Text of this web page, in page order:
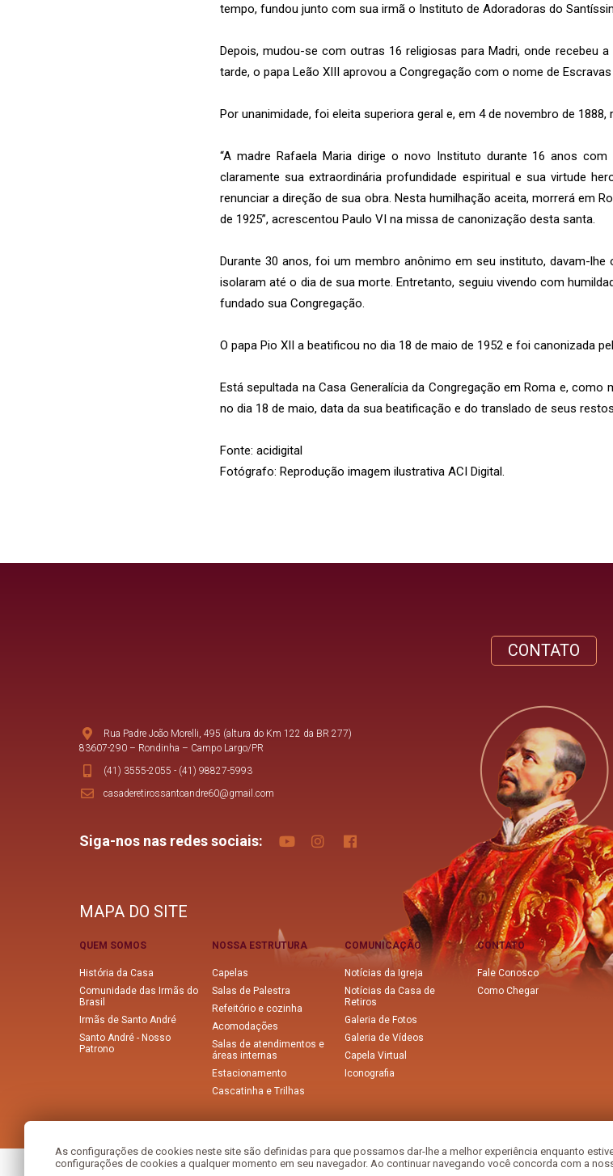
As configurações de cookies neste site são definidas para que possamos dar-lhe a melhor experiência enquanto
configurações de cookies a qualquer momento em seu navegador. Ao continuar navegando você concorda com a
tempo, fundou junto com sua irmã o Instituto de Adoradoras do
Depois, mudou-se com outras 16 religiosas para Madri, onde recebeu
tarde, o papa Leão XIII aprovou a Congregação com o nome de
Por unanimidade, foi eleita superiora geral e, em 4 de novembro de
“A madre Rafaela Maria dirige o novo Instituto durante 16 anos
claramente sua extraordinária profundidade espiritual e sua virtude
renunciar a direção de sua obra. Nesta humilhação aceita, morrerá em
de 1925”, acrescentou Paulo VI na missa de canonização desta santa.
Durante 30 anos, foi um membro anônimo em seu instituto, davam-
isolaram até o dia de sua morte. Entretanto, seguiu vivendo com
fundado sua Congregação.
O papa Pio XII a beatificou no dia 18 de maio de 1952 e foi canonizada
Está sepultada na Casa Generalícia da Congregação em Roma e,
no dia 18 de maio, data da sua beatificação e do translado de seus
Fonte: acidigital
Fotógrafo: Reprodução imagem ilustrativa ACI Digital.
CONTATO
Rua Padre João Morelli, 495 (altura do Km 122 da BR 277)
83607-290 – Rondinha – Campo Largo/PR
(41) 3555-2055 - (41) 98827-5993
casaderetirossantoandre60@gmail.com
Siga-nos nas redes sociais:
MAPA DO SITE
QUEM SOMOS
História da Casa
Comunidade das Irmãs do
Brasil
Irmãs de Santo André
Santo André - Nosso
Patrono
NOSSA ESTRUTURA
Capelas
Salas de Palestra
Refeitório e cozinha
Acomodações
Salas de atendimentos e
áreas internas
Estacionamento
Cascatinha e Trilhas
COMUNICAÇÃO
Notícias da Igreja
Notícias da Casa de
Retiros
Galeria de Fotos
Galeria de Vídeos
Capela Virtual
Iconografia
CONTATO
Fale Conosco
Como Chegar